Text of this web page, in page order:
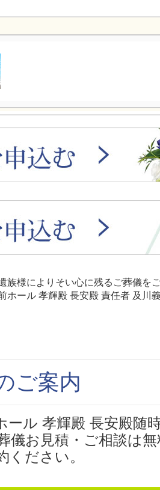
族様によりそい心に残るご葬儀を
ホール 孝輝殿 長安殿 責任者 及川
ご案内
ール 孝輝殿 長安殿随
儀お見積・ご相談は
ください。